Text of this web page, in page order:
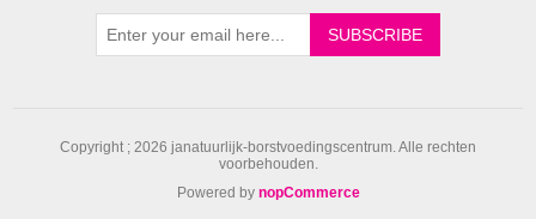
Copyright ; 2026 janatuurlijk-borstvoedingscentrum. Alle rechten
voorbehouden.
Powered by nopCommerce